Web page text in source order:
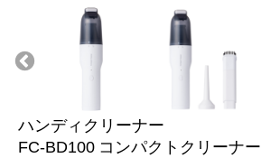
ハンディクリーナー
FC-BD100 コンパクトクリーナー